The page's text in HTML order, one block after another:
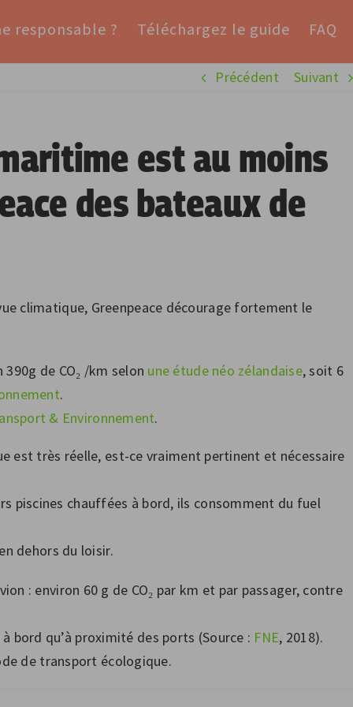
responsable ? Téléchargez le guide FAQ
Précédent Suivant
est au moins
des bateaux de
climatique, Greenpeace décourage fortement le
de CO₂ /km selon une étude néo zélandaise, soit 6
.
& Environnement.
est très réelle, est-ce vraiment pertinent et nécessaire
piscines chauffées à bord, ils consomment du fuel
dehors du loisir.
: environ 60 g de CO₂ par km et par passager, contre
bord qu’à proximité des ports (Source : FNE, 2018).
de transport écologique.